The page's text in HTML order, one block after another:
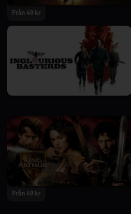
Från 49 kr
Från 49 kr